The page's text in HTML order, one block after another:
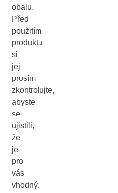
obalu.
Před
použitím
produktu
si
jej
prosím
zkontrolujte,
abyste
se
ujistili,
že
je
pro
vás
vhodný.